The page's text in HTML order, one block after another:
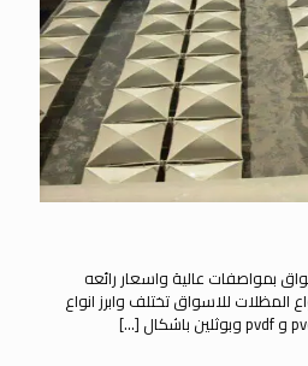
بمواصفات عالية واسعار رائعه
للاسواق تختلف وابرز انواع
[…]